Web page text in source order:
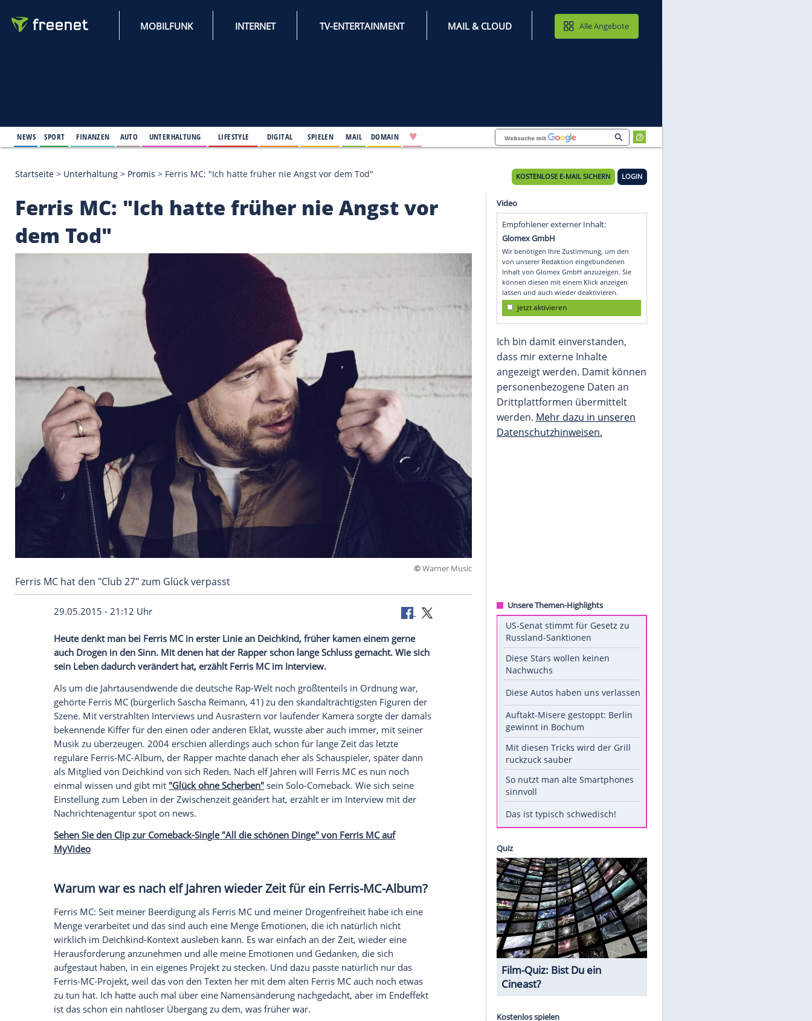
MOBILFUNK INTERNET TV-ENTERTAINMENT MAIL & CLOUD
KOSTENLOSE E-MAIL SICHERN
Startseite > Unterhaltung > Promis > Ferris MC: "Ich hatte früher nie Angst vor dem Tod"
Ferris MC: "Ich hatte früher nie Angst vor
Ferris MC hat den "Club 27" zum Glück verpasst
29.05.2015 - 21:12 Uhr
Heute denkt man bei Ferris MC in erster Linie an Deichkind, früher kamen einem gerne
auch Drogen in den Sinn. Mit denen hat der Rapper schon lange Schluss gemacht. Wie sich
sein Leben dadurch verändert hat, erzählt Ferris MC im Interview.
Als um dieJahrtausendwende die deutsche Rap-Welt noch größtenteils in Ordnung war,
gehörte
Ferris MC (bürgerlich , 41) zu den skandalträchtigsten Figuren der
Szene. Mit verstrahlten Interviews und Ausrastern vor laufender Kamera sorgte der damals
bekennende Kiffer für den einen oder anderen Eklat, wusste aber auch immer, mit seiner
Musik zu überzeugen. 2004 erschien allerdings auch schon für lange Zeit das letzte
reguläre Ferris-MC-Album, der Rapper machte danach eher als Schauspieler, später dann
als Mitglied vonDeichkindvon sich Reden. Nach elf Jahren willFerris MC
es nun noch
einmal wissen und gibt mit"Glück ohne Scherben"sein Solo-Comeback. Wie sich seine
Einstellung zumLebenin der Zwischenzeit geändert hat, erzählt er im Interview mit der
Nachrichtenagentur spot on news.
Sehen Sie den Clip zur Comeback-Single "All die schönen Dinge" von
Empfohlener externer Inhalt:
Glomex GmbH
Wir benötigen Ihre Zustimmung, um den
von unserer Redaktion eingebundenen
Inhalt von Glomex GmbH anzuzeigen. Sie
können diesen mit einem Klick anzeigen
jetzt aktivieren
Ich bin damit einverstanden,
dass mir externe Inhalte
US-Senat stimmt für Gesetz zu
Russland-Sanktionen
Auftakt-Misere gestoppt: Berlin
gewinnt in Bochum
Mit diesen Tricks wird der Grill
ruckzuck sauber
So nutzt man alte Smartphones
sinnvoll